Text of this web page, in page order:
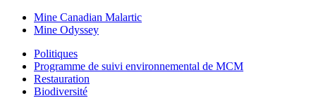
Mine Canadian Malartic
Mine Odyssey
Politiques
Programme de suivi environnemental de MCM
Restauration
Biodiversité